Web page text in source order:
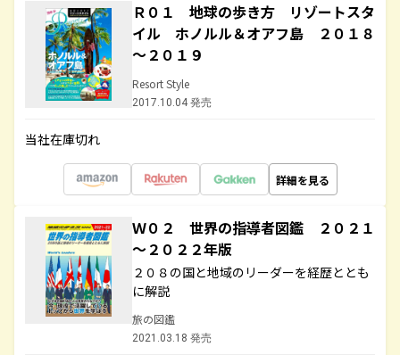
Ｒ０１ 地球の歩き方 リゾートスタ
イル ホノルル＆オアフ島 ２０１８
～２０１９
Resort Style
2017.10.04 発売
当社在庫切れ
詳細を見る
Ｗ０２ 世界の指導者図鑑 ２０２１
～２０２２年版
２０８の国と地域のリーダーを経歴ととも
に解説
旅の図鑑
2021.03.18 発売